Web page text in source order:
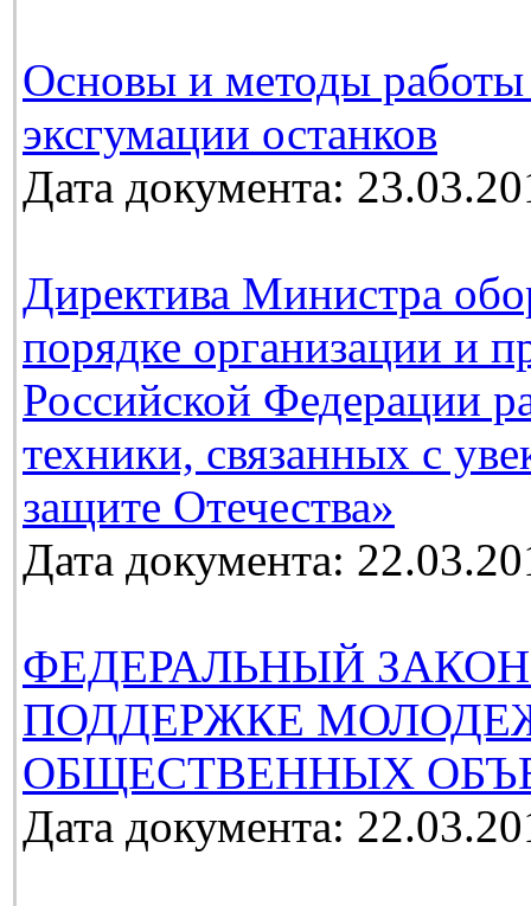
Основы и методы
эксгумации останков
Дата документа:
Директива Министра
порядке организации и
Российской Федерации
техники, связанных с
защите Отечества»
Дата документа:
ФЕДЕРАЛЬНЫЙ
ПОДДЕРЖКЕ
ОБЩЕСТВЕННЫХ
Дата документа: